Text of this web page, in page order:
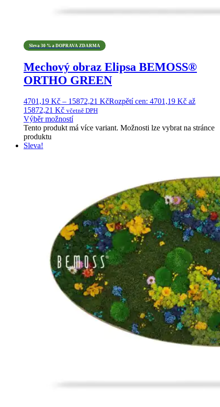
Sleva 30 % a DOPRAVA ZDARMA
Mechový obraz Elipsa BEMOSS®
ORTHO GREEN
4701,19 Kč – 15872,21 KčRozpětí cen: 4701,19 Kč až
15872,21 Kč včetně DPH
Výběr možností
Tento produkt má více variant. Možnosti lze vybrat na stránce
produktu
Sleva!